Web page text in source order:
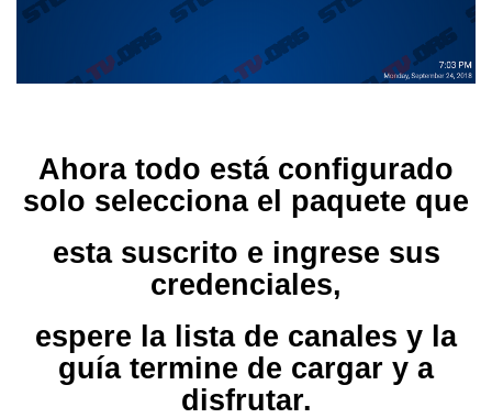
Ahora todo está configurado
solo selecciona el paquete que
esta suscrito e ingrese sus
credenciales,
espere la lista de canales y la
guía termine de cargar y a
disfrutar.